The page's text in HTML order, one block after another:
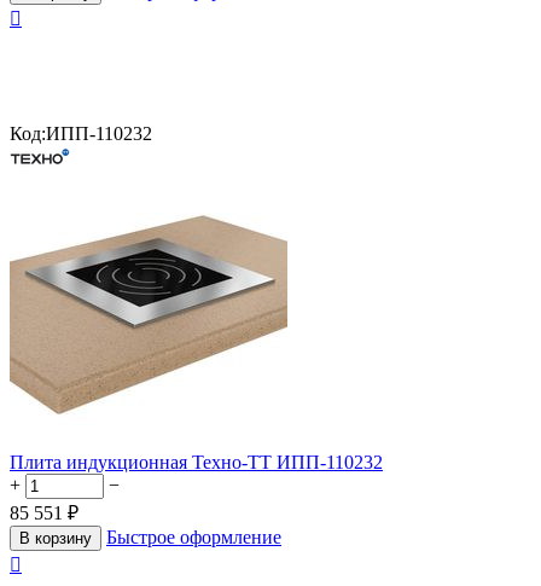

Код:ИПП-110232
Плита индукционная Техно-ТТ ИПП-110232
+
−
85 551 ₽
В корзину
Быстрое оформление
